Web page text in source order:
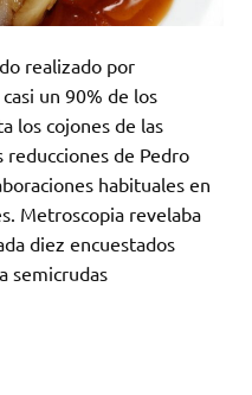
realizado por
un 90% de los
los cojones de las
de Pedro
habituales en
Metroscopia revelaba
diez encuestados
semicrudas